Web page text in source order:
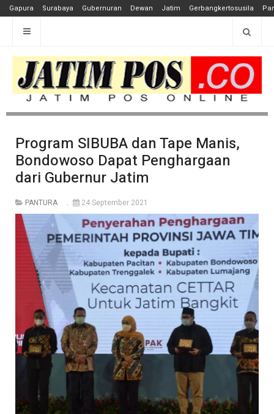
Gapura Surabaya Gubernuran Dewan Jatim Gerbangkertosusila
Program SIBUBA dan Tape Manis,
Bondowoso Dapat Penghargaan
dari Gubernur Jatim
PANTURA 24 September 2021